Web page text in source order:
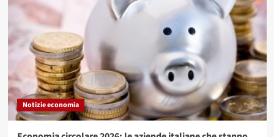
Notizie economia